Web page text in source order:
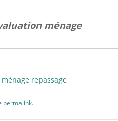
ménage
repassage
permalink.